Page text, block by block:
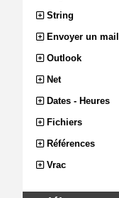
String
Envoyer un mail
Outlook
Net
Dates - Heures
Fichiers
Références
Vrac